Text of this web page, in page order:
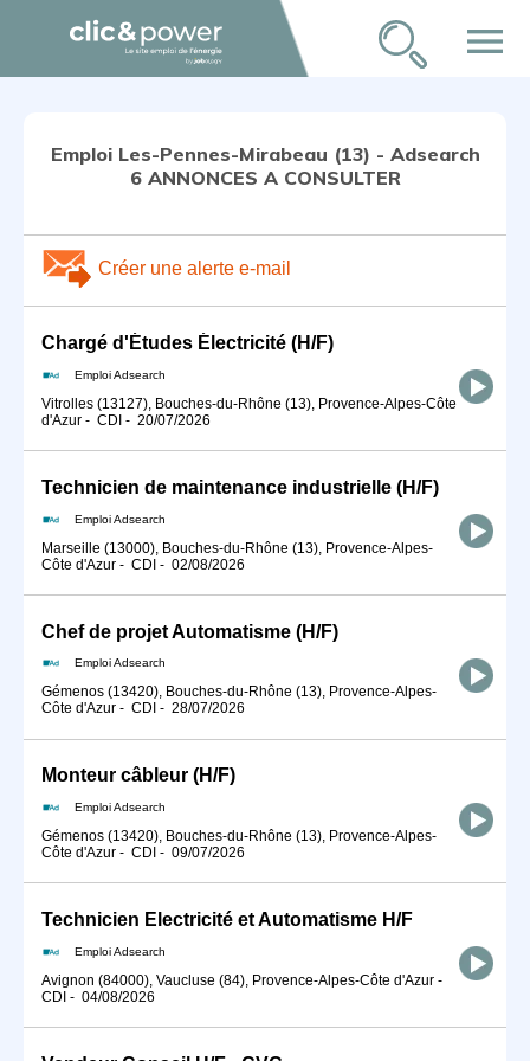
menu
Emploi Les-Pennes-Mirabeau (13) - Adsearch
6 ANNONCES A CONSULTER
Créer une alerte e-mail
Chargé d'Études Électricité (H/F)
Emploi Adsearch
Vitrolles (13127), Bouches-du-Rhône (13), Provence-Alpes-Côte
d'Azur - CDI - 20/07/2026
Technicien de maintenance industrielle (H/F)
Emploi Adsearch
Marseille (13000), Bouches-du-Rhône (13), Provence-Alpes-
Côte d'Azur - CDI - 02/08/2026
Chef de projet Automatisme (H/F)
Emploi Adsearch
Gémenos (13420), Bouches-du-Rhône (13), Provence-Alpes-
Côte d'Azur - CDI - 28/07/2026
Monteur câbleur (H/F)
Emploi Adsearch
Gémenos (13420), Bouches-du-Rhône (13), Provence-Alpes-
Côte d'Azur - CDI - 09/07/2026
Technicien Electricité et Automatisme H/F
Emploi Adsearch
Avignon (84000), Vaucluse (84), Provence-Alpes-Côte d'Azur -
CDI - 04/08/2026